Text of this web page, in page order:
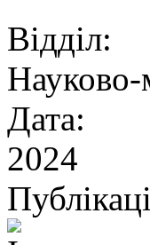
Відділ:
Науково-
Дата:
2024